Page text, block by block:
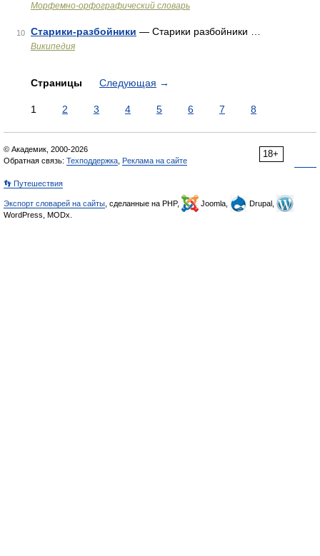
Морфемно-орфографический словарь
10 Старики-разбойники — Старики разбойники …
Википедия
Страницы Следующая →
1 2 3 4 5 6 7 8
18+
© Академик, 2000-2026
Обратная связь: Техподдержка Реклама на сайте
👣 Путешествия
Экспорт словарей на сайты , сделанные на PHP, Joomla,
Drupal,
WordPress, MODx.